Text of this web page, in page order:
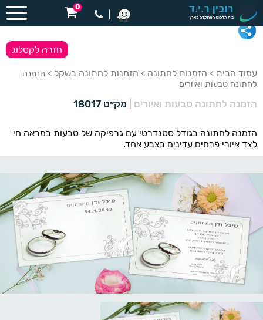
0
עמוד הבית > הזמנות לחתונה > הזמנות לחתונה בשקל > הזמנה
לחתונה טבעות ואיורים
הזמנה לחתונה טבעות ואיורים מק״ט 18017
חזרה לקטלוג
הזמנה לחתונה בגודל סטנדרטי עם גרפיקה של טבעות במראה חי
לצד איורי פרחים עדינים בצבע אחד.